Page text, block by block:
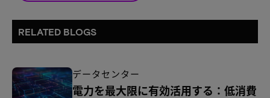
RELATED BLOGS
データセンター
電力を最大限に有効活用する：低消費